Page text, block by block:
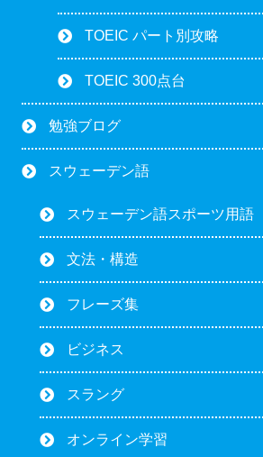
TOEIC パート別攻略
TOEIC 300点台
勉強ブログ
スウェーデン語
スウェーデン語スポーツ用語
文法・構造
フレーズ集
ビジネス
スラング
オンライン学習